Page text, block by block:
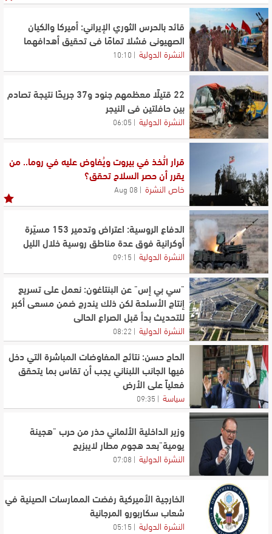
قائد بالحرس الثوري الإيراني: أميركا والكيان
الصهيوني فشلا تمامًا في تحقيق أهدافهما
النشرة الدولية 10:10
22 قتيلًا معظمهم جنود و37 جريحًا نتيجة تصادم
بين حافلتين في النيجر
النشرة الدولية 06:05
قرار اتُخذ في بيروت ويُفاوض عليه في روما.. من
يقرر أن حصر السلاح تحقق؟
خاص النشرة 08 Aug
الدفاع الروسية: اعتراض وتدمير 153 مسيّرة
أوكرانية فوق عدة مناطق روسية خلال الليل
النشرة الدولية 09:15
"سي بي إس" عن البنتاغون: نعمل على تسريع
إنتاج الأسلحة لكن ذلك يندرج ضمن مسعى أكبر
للتحديث بدأ قبل الصراع الحالي
النشرة الدولية 08:22
الحاج حسن: نتائج المفاوضات المباشرة التي دخل
فيها الجانب اللبناني يجب أن تقاس بما يتحقق
فعلياً على الأرض
سياسة 09:35
وزير الداخلية الألماني حذر من حرب "هجينة
يومية"بعد هجوم مطار لايبزيج
النشرة الدولية 07:08
الخارجية الأميركية رفضت الممارسات الصينية في
شعاب سكاربورو المرجانية
النشرة الدولية 05:15